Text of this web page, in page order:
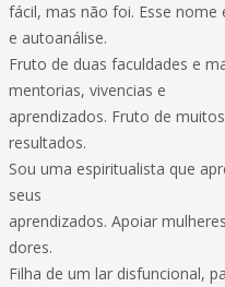
fácil, mas não foi. Esse
e autoanálise.
Fruto de duas faculdades e
mentorias, vivencias e
aprendizados. Fruto de
resultados.
Sou uma espiritualista que
seus
aprendizados. Apoiar
dores.
Filha de um lar disfuncional,